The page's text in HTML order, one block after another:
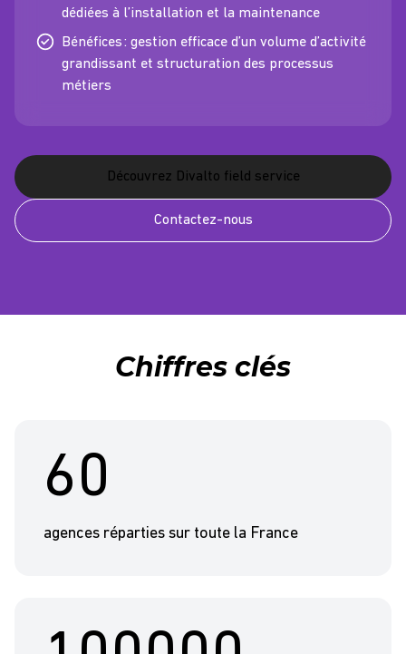
dédiées à l’installation et la maintenance
Bénéfices : gestion efficace d’un volume d’activité
grandissant et structuration des processus
métiers
Découvrez Divalto field service
Contactez-nous
Chiffres clés
60
agences réparties sur toute la France